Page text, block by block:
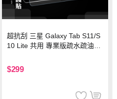
超抗刮 三星 Galaxy Tab S11/S
10 Lite 共用 專業版疏水疏油9H
$299